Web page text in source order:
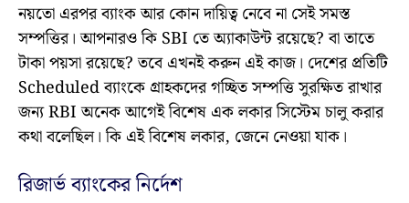
নয়তো এরপর ব্যাংক আর কোন দায়িত্ব নেবে না সেই সমস্ত
সম্পত্তির। আপনারও কি SBI তে অ্যাকাউন্ট রয়েছে? বা তাতে
টাকা পয়সা রয়েছে? তবে এখনই করুন এই কাজ। দেশের প্রতিটি
Scheduled ব্যাংকে গ্রাহকদের গচ্ছিত সম্পত্তি সুরক্ষিত রাখার
জন্য RBI অনেক আগেই বিশেষ এক লকার সিস্টেম চালু করার
কথা বলেছিল। কি এই বিশেষ লকার, জেনে নেওয়া যাক।
রিজার্ভ ব্যাংকের নির্দেশ